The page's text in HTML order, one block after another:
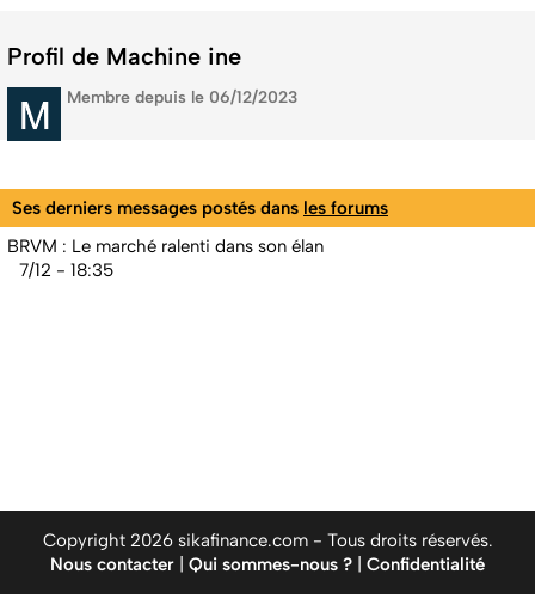
Profil de Machine ine
Membre depuis le 06/12/2023
Ses derniers messages postés dans les forums
BRVM : Le marché ralenti dans son élan
7/12 - 18:35
Copyright 2026 sikafinance.com - Tous droits réservés.
Nous contacter
Qui sommes-nous ? Confidentialité